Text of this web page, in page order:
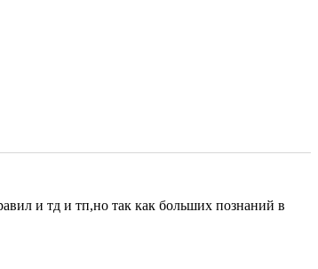
и тд и тп,но так как больших познаний в